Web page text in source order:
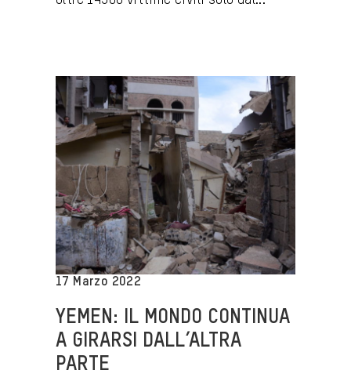
17 Marzo 2022
YEMEN: IL MONDO CONTINUA
A GIRARSI DALL’ALTRA
PARTE